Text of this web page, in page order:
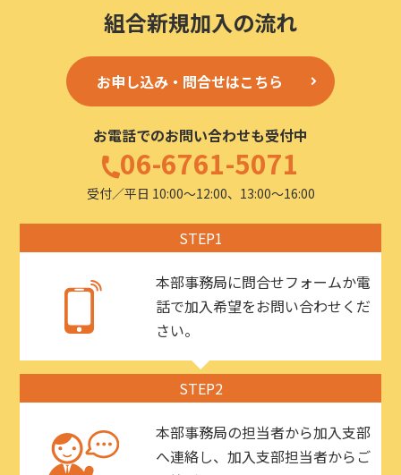
組合新規加入の流れ
お申し込み・問合せはこちら
お電話でのお問い合わせも受付中
06-6761-5071
受付／平日 10:00〜12:00、13:00〜16:00
STEP1
本部事務局に問合せフォームか電
話で加入希望をお問い合わせくだ
さい。
STEP2
本部事務局の担当者から加入支部
へ連絡し、加入支部担当者からご